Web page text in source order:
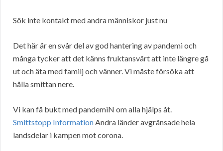
Sök inte kontakt med andra människor just nu
Det här är en svår del av god hantering av pandemi och
många tycker att det känns fruktansvärt att inte längre gå
ut och äta med familj och vänner. Vi måste försöka att
hålla smittan nere.
Vi kan få bukt med pandemiN om alla hjälps åt.
Smittstopp InformationAndra länder avgränsade hela
landsdelar i kampen mot corona.